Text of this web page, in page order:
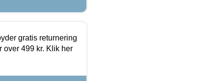
gratis returnering
over 499 kr. Klik her